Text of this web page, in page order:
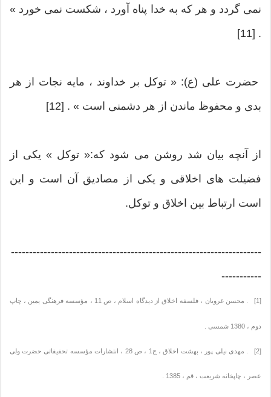
نمی گردد و هر که به خدا پناه آورد ، شکست نمی خورد »
. [11]
حضرت علی (ع): « توکل بر خداوند ، مایه نجات از هر
بدی و محفوظ ماندن از هر دشمنی است » . [12]
از آنچه بیان شد روشن می شود که:« توکل » یکی از
فضیلت های اخلاقی و یکی از مصادیق آن است و این
است ارتباط بین اخلاق و توکل.
---------------------------------------------------------------------
-----------
[1] . محسن غرویان ، فلسفه اخلاق از دیدگاه اسلام ، ص 11 ، مؤسسه فرهنگی یمین ، چاپ
دوم ، 1380 شمسی .
[2] . مهدی نیلی پور ، بهشت اخلاق ، ج1 ، ص 28 ، انتشارات مؤسسه تحقیقاتی حضرت ولی
عصر ، چاپخانه شریعت ، قم ، 1385 .